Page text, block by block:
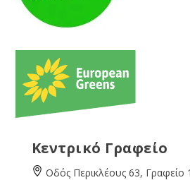
Κεντρικό Γραφείο
Οδός Περικλέους 63,